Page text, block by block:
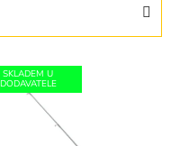
SKLADEM U
DODAVATELE